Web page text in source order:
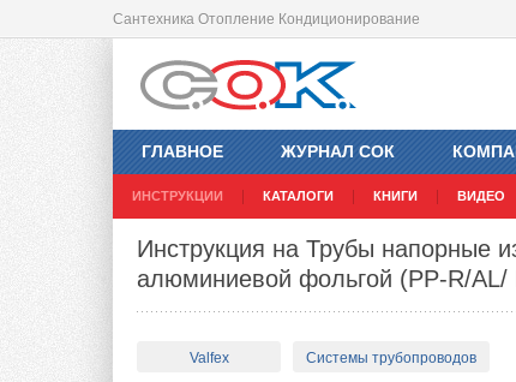
Сантехника Отопление Кондиционирование
ГЛАВНОЕ ЖУРНАЛ СОК
ИНСТРУКЦИИ КАТАЛОГИ КНИГИ ВИДЕО
Инструкция на Трубы напорные
алюминиевой фольгой (PP-R/AL/
Valfex Системы трубопроводов